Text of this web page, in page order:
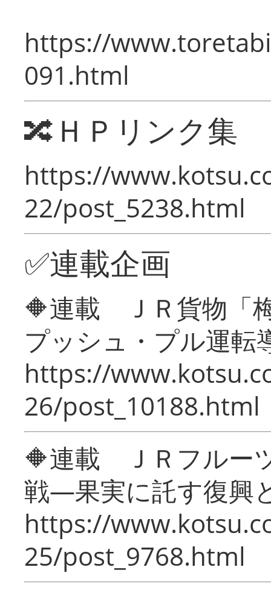
https://
091.html
🔀ＨＰリンク集
https://
22/post_5238.html
✅連載企画
🔶連載 ＪＲ貨物「
プッシュ・プル運転
https://
26/post_10188.html
🔶連載 ＪＲフルー
戦―果実に託す復興
https://
25/post_9768.html